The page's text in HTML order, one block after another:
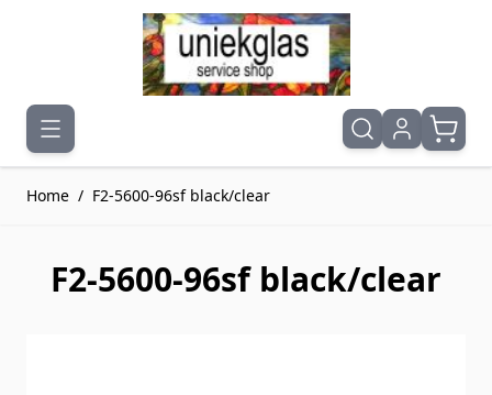
Ga naar de inhoud
Home / F2-5600-96sf black/clear
F2-5600-96sf black/clear